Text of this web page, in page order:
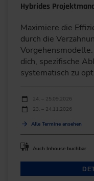
Hybrides
Maximiere die
durch die
dich, spezifische
systematisch zu
Durchführungen
Veranstaltungsdatum
24. – 25.09.2026
23. – 24.11.2026
Alle Termine ansehen
Auch Inhouse buchbar